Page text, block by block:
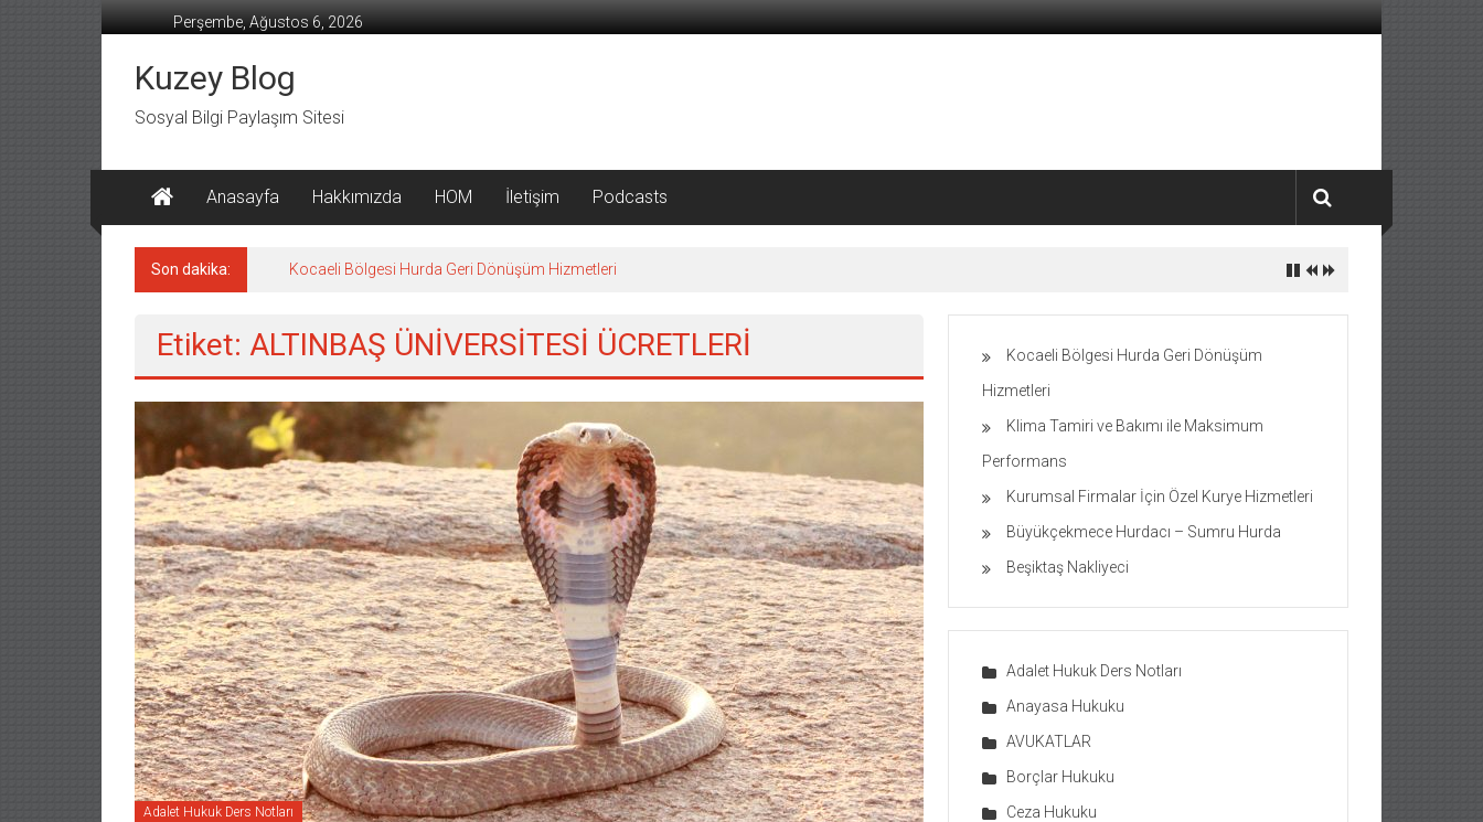
geç
Perşembe, Ağustos 6, 2026
Kuzey Blog
Sosyal Bilgi Paylaşım Sitesi
Anasayfa Hakkımızda HOM İletişim Podcasts
Son dakika: Kocaeli Bölgesi Hurda Geri Dönüşüm Hizmetleri
Etiket: ALTINBAŞ ÜNİVERSİTESİ ÜCRETLERİ
Adalet Hukuk Ders Notları
Kocaeli Bölgesi Hurda Geri Dönüşüm
Hizmetleri
Klima Tamiri ve Bakımı ile Maksimum
Performans
Kurumsal Firmalar İçin Özel Kurye Hizmetleri
Büyükçekmece Hurdacı – Sumru Hurda
Beşiktaş Nakliyeci
Adalet Hukuk Ders Notları
Anayasa Hukuku
AVUKATLAR
Borçlar Hukuku
Ceza Hukuku